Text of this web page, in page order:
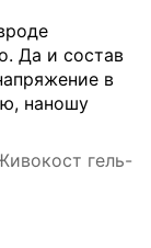
Да и состав
в
наношу
гель-